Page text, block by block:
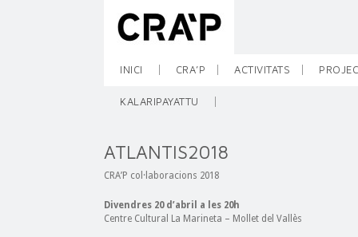
INICI CRA’P ACTIVITATS
KALARIPAYATTU
ATLANTIS2018
CRA’P col·laboracions 2018
Divendres 20 d’abril a les 20h
Centre Cultural La Marineta – Mollet del Vallès